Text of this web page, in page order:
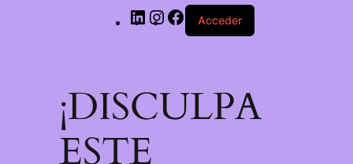
Acceder
¡DISCULPA
ESTE